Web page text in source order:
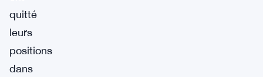
quitté
leurs
positions
dans